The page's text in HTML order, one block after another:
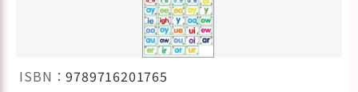
ISBN：9789716201765